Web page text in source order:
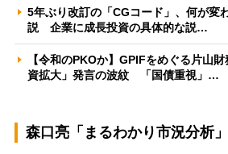
5年ぶり改訂の「CGコード」、何が変
説 企業に成長投資の具体的な説…
【令和のPKOか】GPIFをめぐる片山
資拡大」発言の波紋 「国債重視」…
森口亮「まるわかり市況分析」